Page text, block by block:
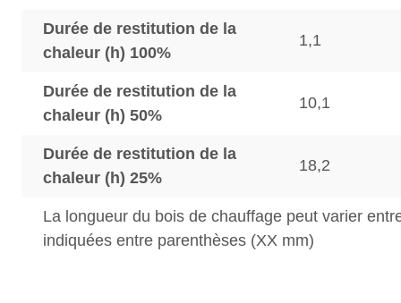
Durée de restitution de la
chaleur (h) 100%
1,1
Durée de restitution de la
chaleur (h) 50%
10,1
Durée de restitution de la
chaleur (h) 25%
18,2
La longueur du bois de chauffage peut varier
indiquées entre parenthèses (XX mm)